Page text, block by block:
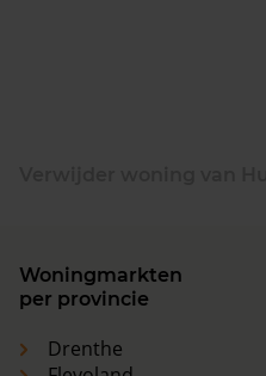
Woningmarkten
per provincie
Drenthe